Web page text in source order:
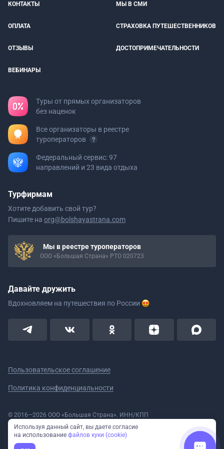
КОНТАКТЫ МЫ В СМИ
ОПЛАТА СТРАХОВКА ПУТЕШЕСТВЕННИКОВ
ОТЗЫВЫ ДОСТОПРИМЕЧАТЕЛЬНОСТИ
ВЕБИНАРЫ
Туры от прямых организаторов
без наценок
Все организаторы в реестре
туроператоров
Федеральный сервис: 97
направлений и 23 вида отдыха
Турфирмам
Хотите добавить свой тур?
Пишите на org@bolshayastrana.com
Мы в реестре туроператоров
ООО «Большая Страна» РТО 020723
Давайте дружить
Вдохновляем на путешествия по России
Пользовательское соглашение
Политика конфиденциальности
© 2016—2026 ООО «Большая Страна». ИНН/КПП
5908078160/590801001 ОГРН 1185958020533
Номер в реестре Роскомнадзора № 59-18-006319 (Приказ № 321 от
11.10.2018)
Полное или частичное копирование изображений и текстов возможно
Используя данный сайт, вы даете согласие
на использование файлов куки (cookie)